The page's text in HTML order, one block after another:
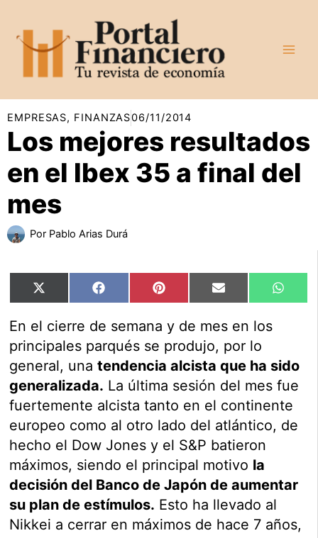
contenido
EMPRESAS, FINANZAS06/11/2014
Los mejores resultados
en el Ibex 35 a final del
mes
Por Pablo Arias Durá
Compartir
en
X
(Twitter)
Compartir
en
Facebook Compartir
en
Pinterest Compartir
en
Email
en
En el cierre de semana y de mes en los
principales parqués se produjo, por lo
general, unatendencia alcista que ha sido
generalizada. La última sesión del mes fue
fuertemente alcista tanto en el continente
europeo como al otro lado del atlántico, de
hecho el Dow Jones y el S&P batieron
máximos, siendo el principal motivo la
decisión del Banco de Japón de aumentar
su plan de estímulos. Esto ha llevado al
Nikkei a cerrar en máximos de hace 7 años,